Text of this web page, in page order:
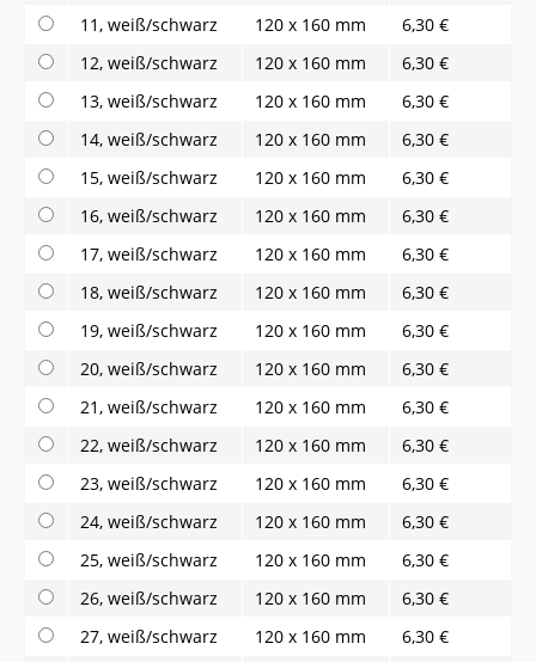
11, weiß/schwarz
120 x 160 mm
6,30 €
12, weiß/schwarz
120 x 160 mm
6,30 €
13, weiß/schwarz
120 x 160 mm
6,30 €
14, weiß/schwarz
120 x 160 mm
6,30 €
15, weiß/schwarz
120 x 160 mm
6,30 €
16, weiß/schwarz
120 x 160 mm
6,30 €
17, weiß/schwarz
120 x 160 mm
6,30 €
18, weiß/schwarz
120 x 160 mm
6,30 €
19, weiß/schwarz
120 x 160 mm
6,30 €
20, weiß/schwarz
120 x 160 mm
6,30 €
21, weiß/schwarz
120 x 160 mm
6,30 €
22, weiß/schwarz
120 x 160 mm
6,30 €
23, weiß/schwarz
120 x 160 mm
6,30 €
24, weiß/schwarz
120 x 160 mm
6,30 €
25, weiß/schwarz
120 x 160 mm
6,30 €
26, weiß/schwarz
120 x 160 mm
6,30 €
27, weiß/schwarz
120 x 160 mm
6,30 €